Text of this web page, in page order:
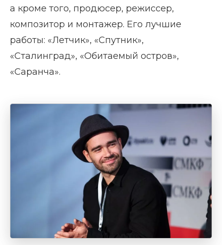
а кроме того, продюсер, режиссер,
композитор и монтажер. Его лучшие
работы: «Летчик», «Спутник»,
«Сталинград», «Обитаемый остров»,
«Саранча».